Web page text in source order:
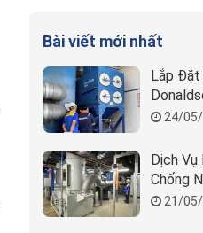
Bài viết mới nhất
Lắp Đặt
Beta
24/
Dịch Vụ
Chống
21/